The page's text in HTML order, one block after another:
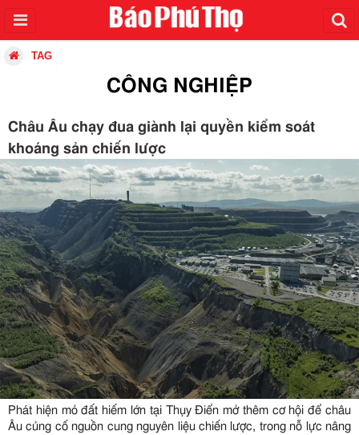
TAG
CÔNG NGHIỆP
Châu Âu chạy đua giành lại quyền kiểm soát
khoáng sản chiến lược
Phát hiện mỏ đất hiếm lớn tại Thụy Điển mở thêm cơ hội để châu
Âu củng cố nguồn cung nguyên liệu chiến lược, trong nỗ lực nâng